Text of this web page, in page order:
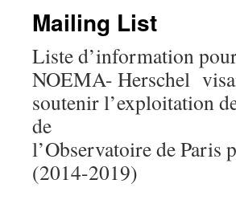
Mailing List
Liste d’information
NOEMA- Herschel
soutenir l’exploitation
de
l’Observatoire de Paris
(2014-2019)